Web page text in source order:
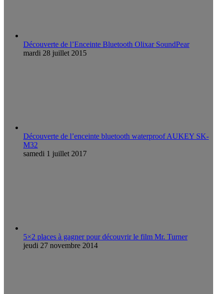
Découverte de l’Enceinte Bluetooth Olixar SoundPear
mardi 28 juillet 2015
Découverte de l’enceinte bluetooth waterproof AUKEY SK-
M32
samedi 1 juillet 2017
5×2 places à gagner pour découvrir le film Mr. Turner
jeudi 27 novembre 2014